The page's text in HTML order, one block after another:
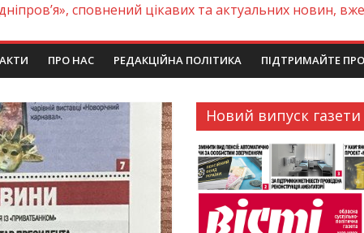
сповнений цікавих та актуальних новин,
ПРО НАС РЕДАКЦІЙНА ПОЛІТИКА ПІДТРИМАЙТЕ
Новий випуск газети